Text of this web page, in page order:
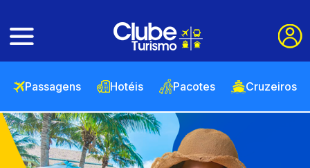
Passagens Hotéis Pacotes Cruzeiros